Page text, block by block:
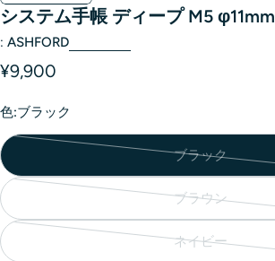
システム手帳 ディープ M5 φ11mm
: ASHFORD
¥9,900
色:ブラック
ブラック
ブラウン
ネイビー